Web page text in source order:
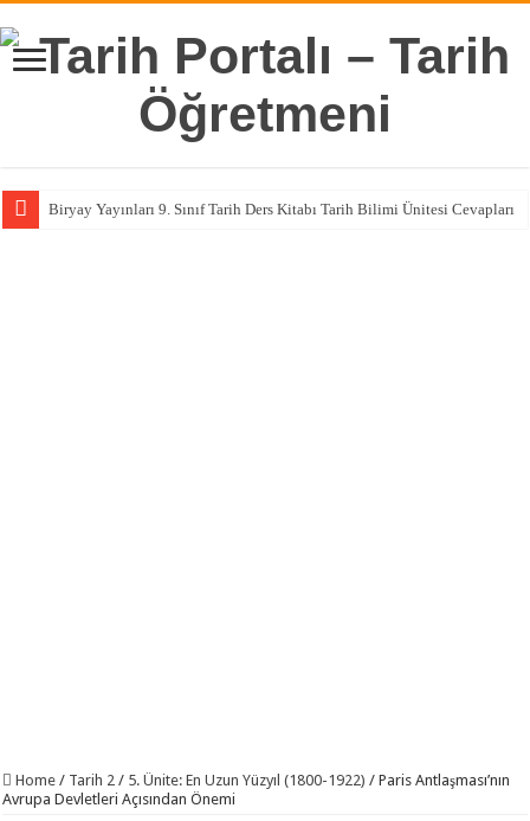
Biryay Yayınları 9. Sınıf Tarih Ders Kitabı Tarih Bilimi Ünitesi Cevapları
Home / Tarih 2 / 5. Ünite: En Uzun Yüzyıl (1800-1922) / Paris Antlaşması’nın
Avrupa Devletleri Açısından Önemi